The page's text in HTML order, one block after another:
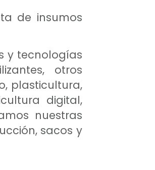
de insumos
y tecnologías
otros
plasticultura,
digital,
nuestras
sacos y